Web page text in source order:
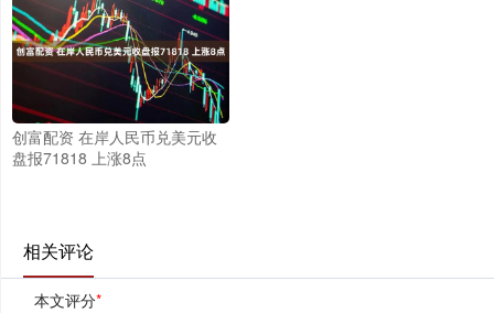
创富配资 在岸人民币兑美元收
盘报71818 上涨8点
相关评论
本文评分*